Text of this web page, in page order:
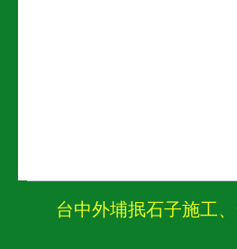
台中外埔抿石子施工